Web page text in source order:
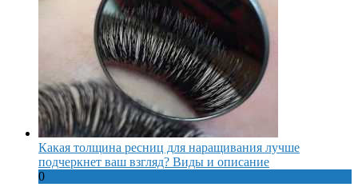
Какая толщина ресниц для наращивания лучше
подчеркнет ваш взгляд? Виды и описание
0